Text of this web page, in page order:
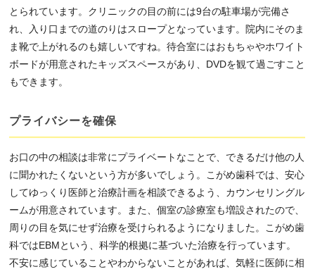
とられています。クリニックの目の前には9台の駐車場が完備さ
れ、入り口までの道のりはスロープとなっています。院内にそのま
ま靴で上がれるのも嬉しいですね。待合室にはおもちゃやホワイト
ボードが用意されたキッズスペースがあり、DVDを観て過ごすこと
もできます。
プライバシーを確保
お口の中の相談は非常にプライベートなことで、できるだけ他の人
に聞かれたくないという方が多いでしょう。こがめ歯科では、安心
してゆっくり医師と治療計画を相談できるよう、カウンセリングル
ームが用意されています。また、個室の診療室も増設されたので、
周りの目を気にせず治療を受けられるようになりました。こがめ歯
科ではEBMという、科学的根拠に基づいた治療を行っています。
不安に感じていることやわからないことがあれば、気軽に医師に相